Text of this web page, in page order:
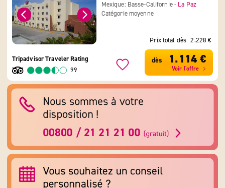
Mexique: Basse-Californie - La Paz
Catégorie moyenne
Tripadvisor Traveler Rating
99
Prix total dès 2.228 €
dès 1.114 €
Voir l'offre